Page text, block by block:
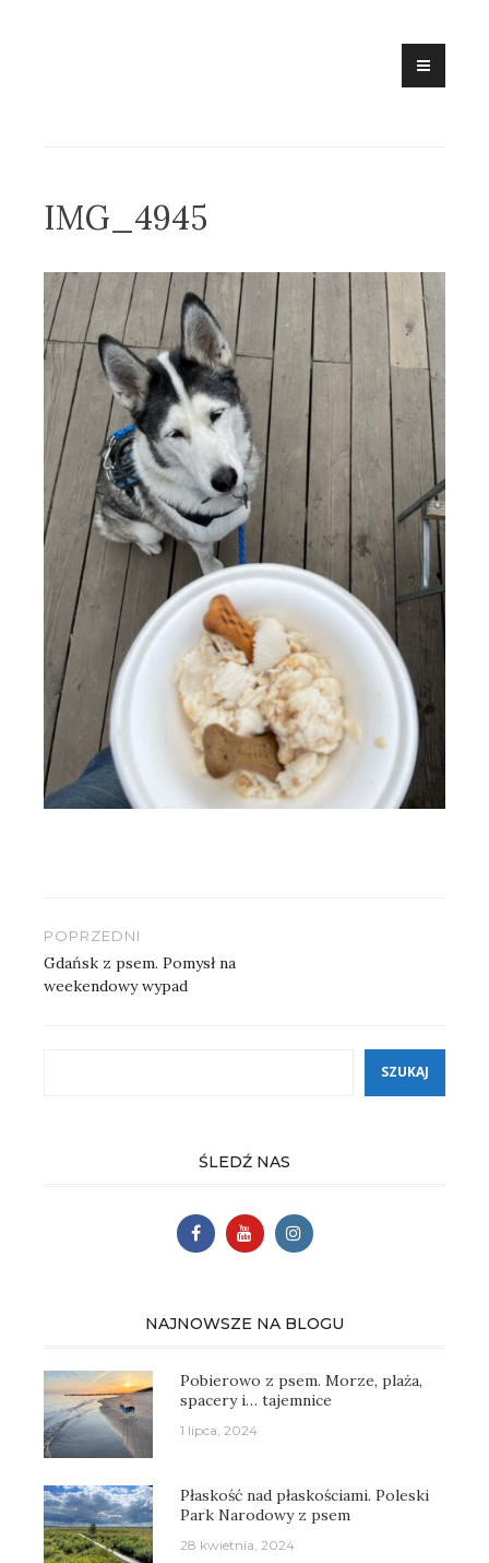
IMG_4945
Nawigacja
wpisu
POPRZEDNI
Gdańsk z psem. Pomysł na
weekendowy wypad
SZUKAJ
ŚLEDŹ NAS
NAJNOWSZE NA BLOGU
Pobierowo z psem. Morze, plaża,
spacery i… tajemnice
1 lipca, 2024
Płaskość nad płaskościami. Poleski
Park Narodowy z psem
28 kwietnia, 2024